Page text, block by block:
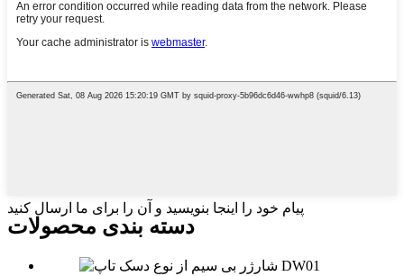
پیام خود را اینجا بنویسید و آن را برای ما ارسال کنید
دسته بندی محصولات